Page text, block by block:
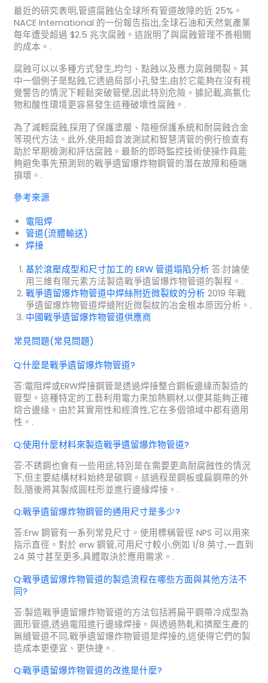
最近的研究表明,管道腐蝕佔全球所有管道故障的近 25%。
NACE International 的一份報告指出,全球石油和天然氣產業
每年遭受超過 $2.5 兆次腐蝕。這說明了與腐蝕管理不善相關
的成本。.
腐蝕可以以多種方式發生,均勻、點蝕以及應力腐蝕開裂。其
中一個例子是點蝕,它透過局部小孔發生,由於它能夠在沒有視
覺警告的情況下輕鬆突破管壁,因此特別危險。據記載,高氯化
物和酸性環境更容易發生這種破壞性腐蝕。.
為了減輕腐蝕,採用了保護塗層、陰極保護系統和耐腐蝕合金
等現代方法。此外,使用超音波測試和智慧清管的例行檢查有
助於早期檢測和評估腐蝕。最新的即時監控技術使操作員能
夠避免事先預測到的戰爭遺留爆炸物鋼管的潛在故障和極端
損壞。.
參考來源
電阻焊
管道(流體輸送)
焊接
基於滾壓成型和尺寸加工的 ERW 管道塌陷分析 答:討論使
用三維有限元素方法製造戰爭遺留爆炸物管道的製程。.
戰爭遺留爆炸物管道中焊絲附近微裂紋的分析 2019 年戰
爭遺留爆炸物管道焊縫附近微裂紋的冶金根本原因分析。.
中國戰爭遺留爆炸物管道供應商
常見問題(常見問題)
Q:什麼是戰爭遺留爆炸物管道?
答:電阻焊或ERW焊接鋼管是透過焊接整合鋼板邊緣而製造的
管型。這種特定的工藝利用電力來加熱鋼材,以便其能夠正確
熔合邊緣。由於其實用性和經濟性,它在多個領域中都有適用
性。.
Q:使用什麼材料來製造戰爭遺留爆炸物管道?
答:不銹鋼也會有一些用途,特別是在需要更高耐腐蝕性的情況
下,但主要結構材料始終是碳鋼。該過程是鋼板或扁鋼帶的外
殼,隨後將其製成圓柱形並進行邊緣焊接。.
Q:戰爭遺留爆炸物鋼管的通用尺寸是多少?
答:Erw 鋼管有一系列常見尺寸。使用標稱管徑 NPS 可以用來
指示直徑。對於 erw 鋼管,可用尺寸較小,例如 1/8 英寸,一直到
24 英寸甚至更多,具體取決於應用需求。.
Q:戰爭遺留爆炸物管道的製造流程在哪些方面與其他方法不
同?
答:製造戰爭遺留爆炸物管道的方法包括將扁平鋼帶冷成型為
圓形管道,透過電阻進行邊緣焊接。與透過熱軋和擠壓生產的
無縫管道不同,戰爭遺留爆炸物管道是焊接的,這使得它們的製
造成本更便宜、更快捷。.
Q:戰爭遺留爆炸物管道的改進是什麼?